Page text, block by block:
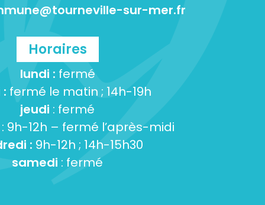
sur-mer.fr
Horaires
lundi : fermé
fermé le matin ; 14h-19h
jeudi : fermé
: 9h-12h – fermé l’après-midi
: 9h-12h ; 14h-15h30
samedi : fermé